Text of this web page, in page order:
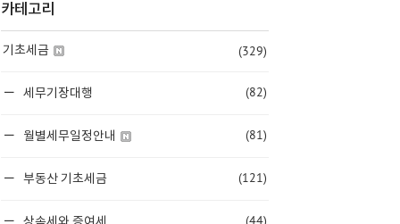
카테고리
기초세금 (329)
세무기장대행 (82)
월별세무일정안내 (81)
부동산 기초세금 (121)
(44)